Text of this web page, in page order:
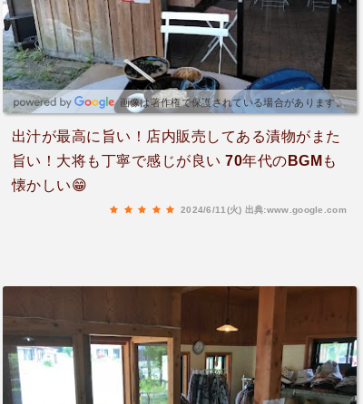
画像は著作権で保護されている場合があります。
出汁が最高に旨い！店内販売してある漬物がまた
旨い！大将も丁寧で感じが良い 70年代のBGMも
懐かしい😁
2024/6/11(火) 出典:www.google.com